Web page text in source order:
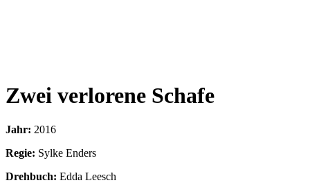
Zwei verlorene Schafe
Jahr: 2016
Regie: Sylke Enders
Drehbuch: Edda Leesch